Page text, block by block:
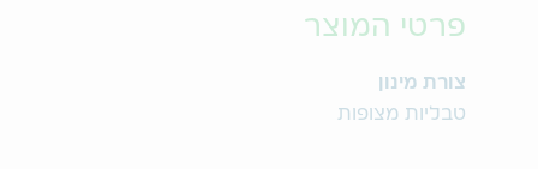
פרטי המוצר
צורת מינון
טבליות מצופות